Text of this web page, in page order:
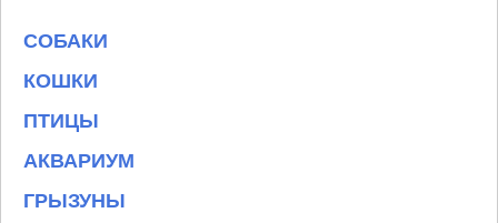
СОБАКИ
КОШКИ
ПТИЦЫ
АКВАРИУМ
ГРЫЗУНЫ